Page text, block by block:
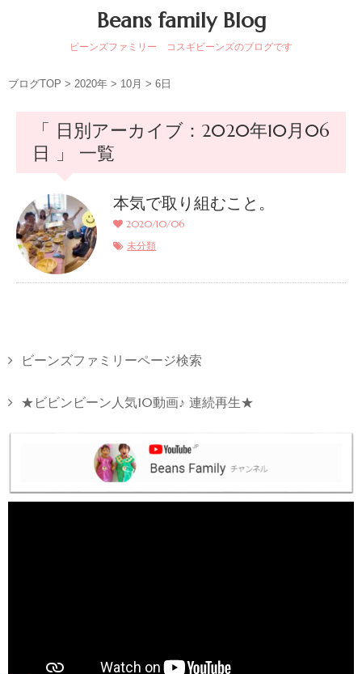
Beans family Blog
ビーンズファミリー コスギビーンズのブログです
ブログTOP > 2020年 > 10月 > 6日
「 日別アーカイブ：2020年10月06
日 」 一覧
本気で取り組むこと。
2020/10/06
未分類
ビーンズファミリーページ検索
★ビビンビーン人気10動画♪ 連続再生★